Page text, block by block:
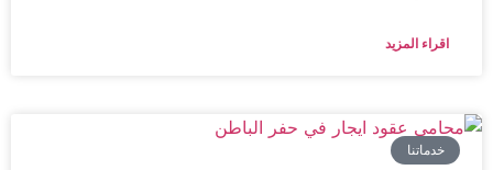
اقراء المزيد
خدماتنا